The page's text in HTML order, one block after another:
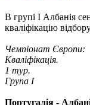
В групі І Албанія
кваліфікацію
Чемпіонат Європи:
Кваліфікація.
1 тур.
Група І
Португалія -